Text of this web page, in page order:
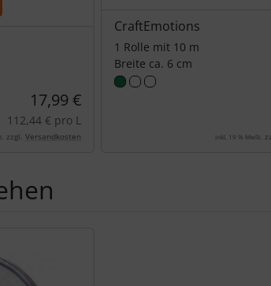
17,99 €
112,44 € pro L
zzgl. Versandkosten
CraftEmotions
1 Rolle mit 10 m
Breite ca. 6 cm
inkl. 19 % MwSt.